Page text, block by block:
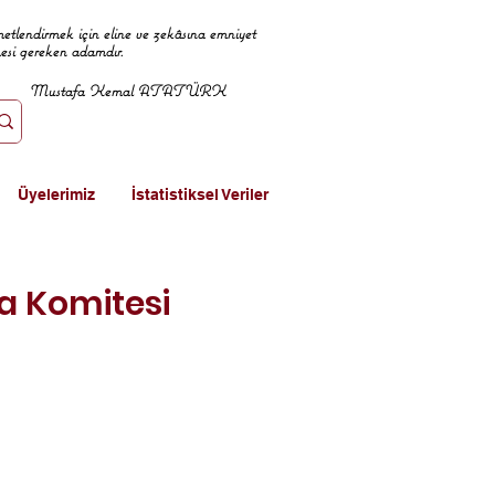
için eline ve zekâsına emniyet
gereken adamdır.
Mustafa Kemal ATATÜRK
Üyelerimiz İstatistiksel Veriler
Komitesi